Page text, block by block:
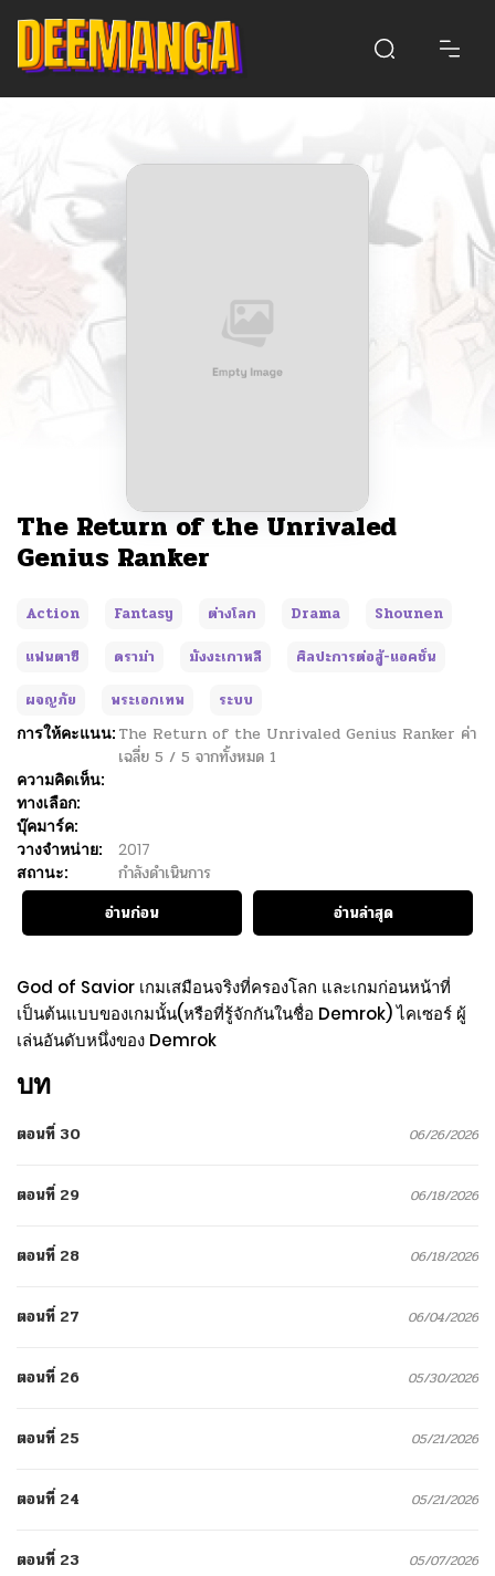
The Return of the Unrivaled
Genius Ranker
Action Fantasy ต่างโลก Drama
Shounen
แฟนตาซี
ดราม่า มังงะเกาหลี
ศิลปะการต่อสู้-แอคชั่น
ผจญภัย
พระเอกเทพ
ระบบ
การให้คะแนน: The Return of the Unrivaled Genius Ranker ค่า
เฉลี่ย 5 / 5 จากทั้งหมด 1
ความคิดเห็น:
ทางเลือก:
บุ๊คมาร์ค:
วางจำหน่าย:
2017
สถานะ:
กำลังดำเนินการ
อ่านก่อน
อ่านล่าสุด
God of Savior เกมเสมือนจริงที่ครองโลก และเกมก่อนหน้าที่
เป็นต้นแบบของเกมนั้น(หรือที่รู้จักกันในชื่อ Demrok) ไคเซอร์ ผู้
เล่นอันดับหนึ่งของ Demrok
บท
ตอนที่ 30 06/26/2026
ตอนที่ 29 06/18/2026
ตอนที่ 28 06/18/2026
ตอนที่ 27 06/04/2026
ตอนที่ 26 05/30/2026
ตอนที่ 25 05/21/2026
ตอนที่ 24 05/21/2026
ตอนที่ 23 05/07/2026